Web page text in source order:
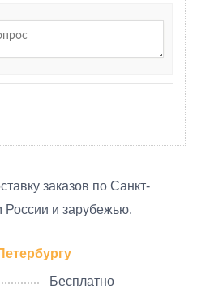
заказов по Санкт-
России и зарубежью.
Бесплатно